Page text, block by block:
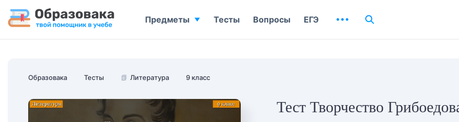
Образовака Тесты 📗 Литература 9 класс
Тест Творчество
Предметы Тесты Вопросы ЕГЭ